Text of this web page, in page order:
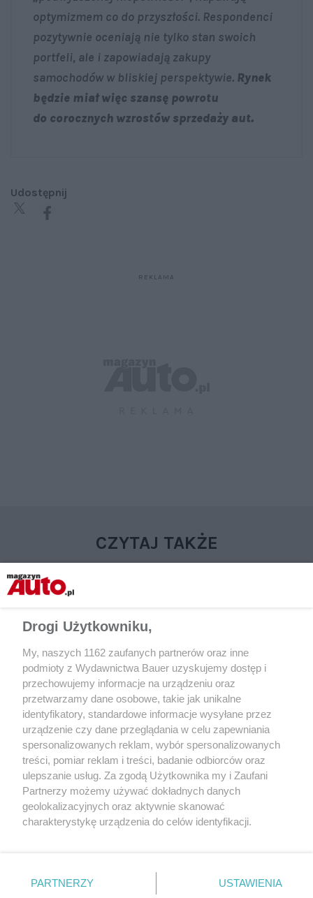
optymizmem co do przyszłości. Respondenci
pozytywnie oceniają nie tylko stan swoich
portfeli, ale i zapowiadają zakupy
samochodów w bliskiej perspektywie. Rynek
będzie miał więc szansę powrotu
do corocznych wzrostów sprzedaży aut.
Udostępnij
CZYTAJ TAKŻE
PORADY
Z dostawą do domu – zakup auta
używanego przez internet.
Procedury, oferta, na co zwrócić
uwagę
AKTUALNOŚCI
Lewis Hamilton ma
Drogi Użytkowniku,
My, naszych 1162 zaufanych partnerów oraz inne
podmioty z Wydawnictwa Bauer uzyskujemy dostęp i
przechowujemy informacje na urządzeniu oraz
przetwarzamy dane osobowe, takie jak unikalne
identyfikatory, standardowe informacje wysyłane przez
urządzenie czy dane przeglądania w celu zapewniania
spersonalizowanych reklam, wybór spersonalizowanych
treści, pomiar reklam i treści, badanie odbiorców oraz
ulepszanie usług. Za zgodą Użytkownika my i Zaufani
Partnerzy możemy używać dokładnych danych
geolokalizacyjnych oraz aktywnie skanować
charakterystykę urządzenia do celów identyfikacji.
zmienić/wycofać klikając przycisk ustawień prywatności
PARTNERZY USTAWIENIA